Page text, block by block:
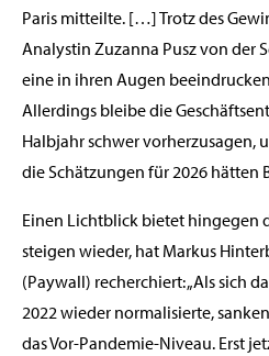
Paris mitteilte. […] Trotz des
Analystin Zuzanna Pusz von der
eine in ihren Augen
Allerdings bleibe die
Halbjahr schwer vorherzusagen,
die Schätzungen für 2026 hätten
Einen Lichtblick bietet hingegen
steigen wieder, hat Markus
(Paywall) recherchiert: „Als sich
2022 wieder normalisierte,
das Vor-Pandemie-Niveau. Erst